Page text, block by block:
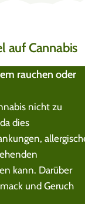
auf Cannabis
rauchen oder
nicht zu
dies
kann. Darüber
und Geruch